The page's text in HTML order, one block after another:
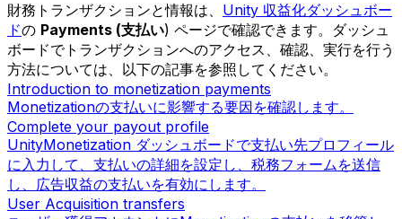
財務トランザクションと情報は、 Unity 収益化ダッシュボー
ドの Payments (支払い) ページで確認できます。ダッシュ
ボードでトランザクションへのアクセス、確認、実行を行う
方法については、以下の記事を参照してください。
Introduction to monetization payments
Monetizationの支払いに影響する要因を確認します。
Complete your payout profile
UnityMonetization ダッシュボードで支払い先プロフィール
に入力して、支払いの詳細を設定し、税務フォームを送信
し、広告収益の支払いを有効にします。
User Acquisition transfers